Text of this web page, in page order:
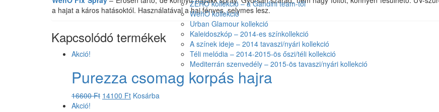
ZERO kollekció – a Gandini team-től
WehO kollekció
Urban Glamour kollekció
Kaleidoszkóp – 2014-es színkollekció
A színek ideje – 2014 tavaszi/nyári kollekció
Téli melódia – 2014-2015-ös őszi/téli kollekció
Mediterrán szenvedély – 2015-ös tavaszi/nyári kollekció
a hajat a káros hatásoktól. Használatával a haj fényes, selymes lesz.
Kapcsolódó termékek
Akció!
Purezza csomag korpás hajra
16600Ft 14100 Ft Kosárba
Akció!